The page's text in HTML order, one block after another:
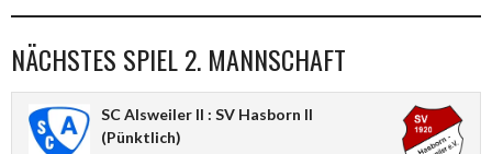
NÄCHSTES SPIEL 2. MANNSCHAFT
SC Alsweiler II : SV Hasborn II
(Pünktlich)